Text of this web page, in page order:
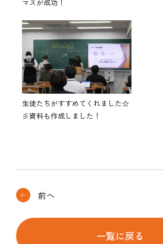
マスが成功！
生徒たちがすすめてくれました☆
彡資料も作成しました！
前へ
一覧に戻る